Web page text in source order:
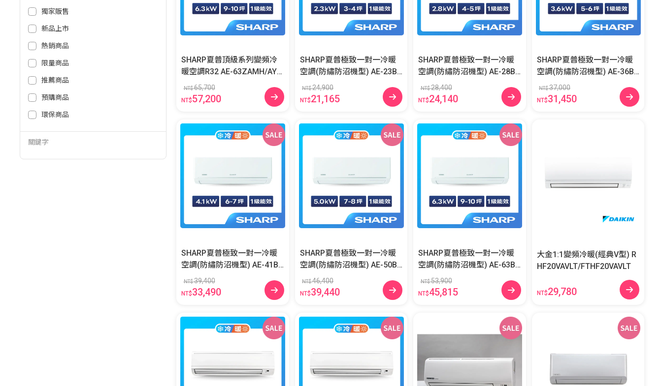
獨家販售
新品上市
熱銷商品
限量商品
推薦商品
預購商品
環保商品
關鍵字
SHARP夏普頂級系列變頻冷
暖空調R32 AE-63ZAMH/AY-6
3ZAMH-W
NT$65,700
NT$57,200
SHARP夏普極致一對一冷暖
空調(防繡防沼機型) AE-23BE
SH/AY-23BESH-W
NT$24,900
NT$21,165
SHARP夏普極致一對一冷暖
空調(防繡防沼機型) AE-28BE
SH/AY-28BESH-W
NT$28,400
NT$24,140
SHARP夏普極致一對一冷暖
空調(防繡防沼機型) AE-36BE
SH/AY-36BESH-W
NT$37,000
NT$31,450
SHARP夏普極致一對一冷暖
空調(防繡防沼機型) AE-41BE
SH/AY-41BESH-W
NT$39,400
NT$33,490
SHARP夏普極致一對一冷暖
空調(防繡防沼機型) AE-50BE
SH/AY-50BESH-W
NT$46,400
NT$39,440
SHARP夏普極致一對一冷暖
空調(防繡防沼機型) AE-63BE
SH/AY-63BESH-W
NT$53,900
NT$45,815
大金1:1變頻冷暖(經典V型) R
HF20VAVLT/FTHF20VAVLT
NT$29,780